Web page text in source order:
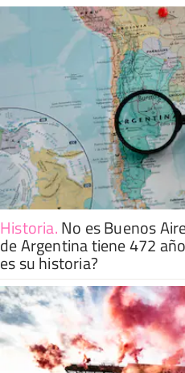
Historia.No es Buenos
de Argentina tiene 472
es su historia?